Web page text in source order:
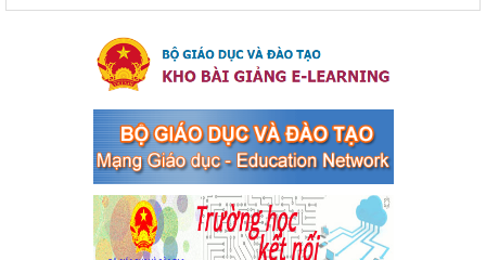
Ngày ban hành: 04/03/2024
Kế hoạch thực hiện Chỉ thị số 16/CT-TTg ngày 27/05/2023
của Thủ tướng Chính phủ về tăng cường phòng ngừa, đấu
tổ chức đánh bạc và đánh bạc
Kế hoạch thực hiện Chỉ thị số 16/CT-TTg ngày 27/05/2023 của
Thủ tướng Chính phủ về tăng cường phòng ngừa, đấu tranh tội
phạm, vi phạm pháp luật liên quan đến hoạt động tổ chức đánh
bạc và đánh bạc
Ngày ban hành: 04/03/2024